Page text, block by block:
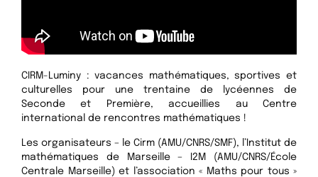
CIRM-Luminy : vacances mathématiques, sportives et
culturelles pour une trentaine de lycéennes de
Seconde et Première, accueillies au Centre
international de rencontres mathématiques !
Les organisateurs – le Cirm (AMU/CNRS/SMF), l’Institut de
mathématiques de Marseille – I2M (AMU/CNRS/École
Centrale Marseille) et l’association « Maths pour tous »